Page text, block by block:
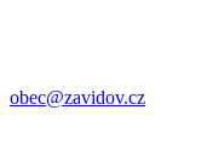
obec@zavidov.cz